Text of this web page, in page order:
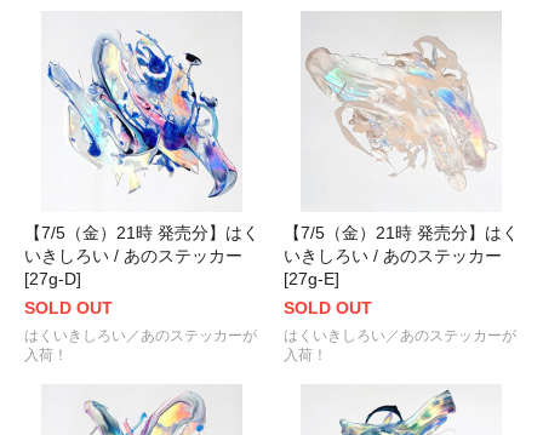
【7/5（金）21時 発売分】はく
いきしろい / あのステッカー
[27g-D]
SOLD OUT
はくいきしろい／あのステッカーが
入荷！
【7/5（金）21時 発売分】はく
いきしろい / あのステッカー
[27g-E]
SOLD OUT
はくいきしろい／あのステッカーが
入荷！